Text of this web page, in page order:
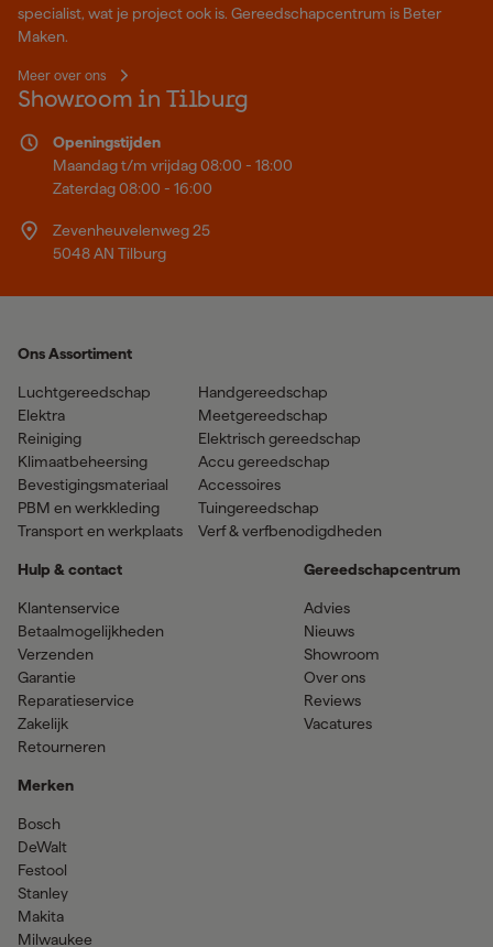
specialist, wat je project ook is. Gereedschapcentrum is Beter
Maken.
Meer over ons
Showroom in Tilburg
Openingstijden
Maandag t/m vrijdag 08:00 - 18:00
Zaterdag 08:00 - 16:00
Zevenheuvelenweg 25
5048 AN Tilburg
Ons Assortiment
Luchtgereedschap
Elektra
Reiniging
Klimaatbeheersing
Bevestigingsmateriaal
PBM en werkkleding
Transport en werkplaats
Handgereedschap
Meetgereedschap
Elektrisch gereedschap
Accu gereedschap
Accessoires
Tuingereedschap
Verf & verfbenodigdheden
Hulp & contact
Klantenservice
Betaalmogelijkheden
Verzenden
Garantie
Reparatieservice
Zakelijk
Retourneren
Merken
Bosch
DeWalt
Festool
Stanley
Makita
Milwaukee
Gereedschapcentrum
Advies
Nieuws
Showroom
Over ons
Reviews
Vacatures